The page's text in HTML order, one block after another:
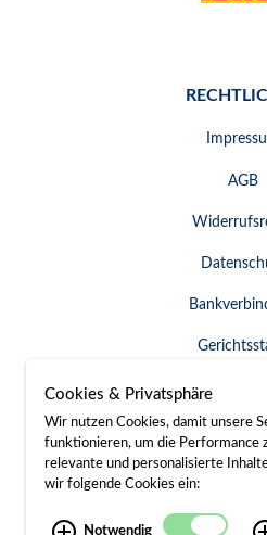
AGB
Widerruf
SERVICE &
Besuch /
Cookies & Privatsphäre
Wir nutzen Cookies, damit unsere
funktionieren, um die Performance
relevante und personalisierte
wir folgende Cookies ein:
Notwendig